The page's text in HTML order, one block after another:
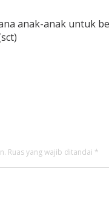
anak-anak untuk
Ruas yang wajib ditandai *